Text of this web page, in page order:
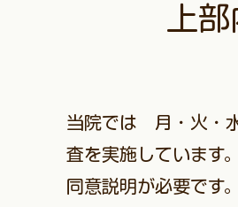
上
当院では 月・火・
査を実施しています
同意説明が必要です